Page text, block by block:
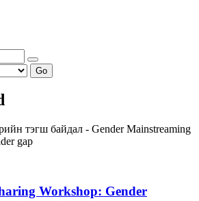
Go
тэгш байдал - Gender Mainstreaming
gap
Workshop: Gender